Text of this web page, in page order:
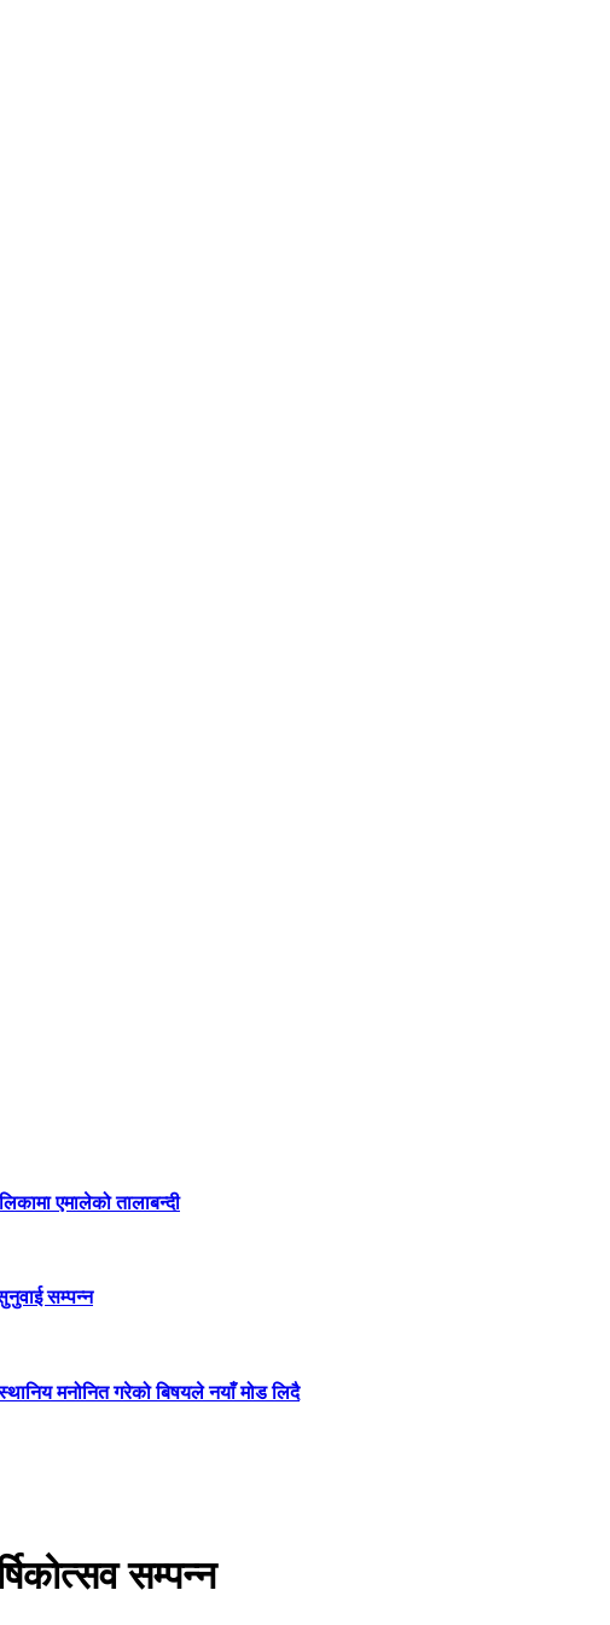
एमालेको तालाबन्दी
सम्पन्न
मनोनित गरेको बिषयले नयाँ मोड लिदै
सम्पन्न